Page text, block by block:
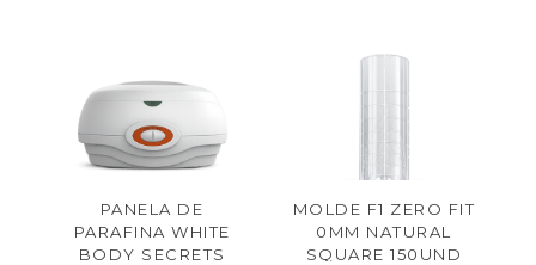
PANELA DE
PARAFINA WHITE
BODY SECRETS
MOLDE F1 ZERO FIT
0MM NATURAL
SQUARE 150UND